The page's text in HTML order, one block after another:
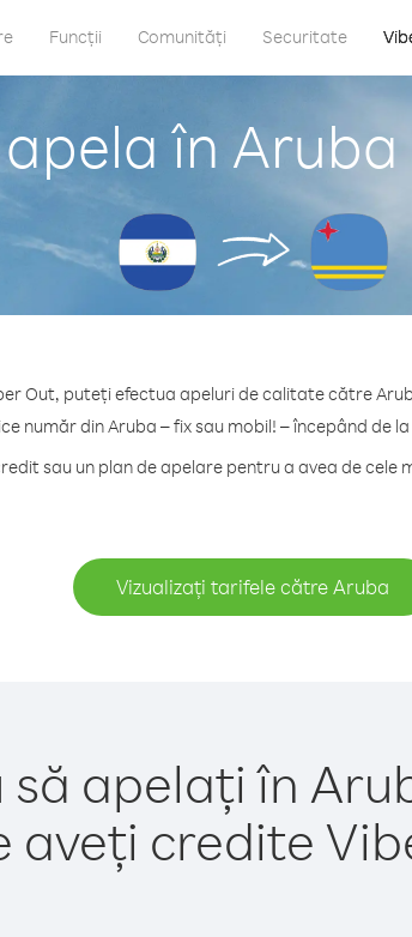
Funcții Comunități Securitate
în
Out, puteți efectua apeluri de calitate către
număr din Aruba – fix sau mobil! – începând de la
sau un plan de apelare pentru a avea de cele
Vizualizați tarifele către Aruba
să apelați în
aveți credite